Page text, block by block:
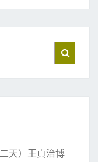
天）王貞治博